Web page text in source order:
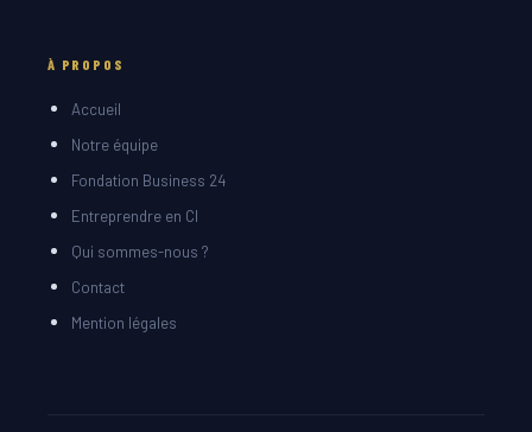
À PROPOS
Accueil
Notre équipe
Fondation Business 24
Entreprendre en CI
Qui sommes-nous ?
Contact
Mention légales